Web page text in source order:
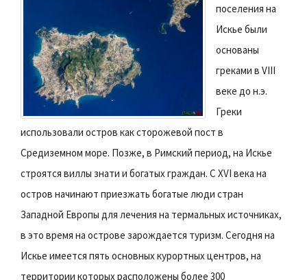
поселения на
Искье были
основаны
греками в VIII
веке до н.э.
Греки
использовали остров как сторожевой пост в
Средиземном море. Позже, в Римский период, на Искье
строятся виллы знати и богатых граждан. С XVI века на
остров начинают приезжать богатые люди стран
Западной Европы для лечения на термальных источниках,
в это время на острове зарождается туризм. Сегодня на
Искье имеется пять основных курортных центров, на
территории которых расположены более 300